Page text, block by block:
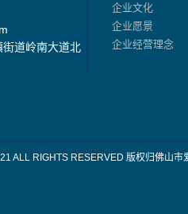
道岭南大道北
企业文化
企业愿景
企业经营理念
ALL RIGHTS RESERVED 版权归佛山